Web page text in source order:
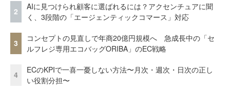
2
AIに見つけられ顧客に選ばれるには？アクセンチュアに聞
く、3段階の「エージェンティックコマース」対応
3
コンセプトの見直しで年商20億円規模へ 急成長中の「セ
ルフレジ専用エコバッグORIBA」のEC戦略
4
ECのKPIで一喜一憂しない方法〜月次・週次・日次の正し
い役割分担〜